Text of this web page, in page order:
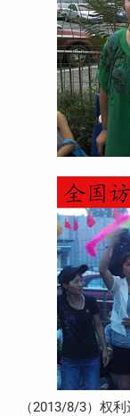
（2013/8/3）权利